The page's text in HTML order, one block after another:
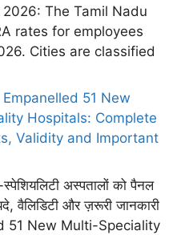
The Tamil Nadu
rates for employees
Cities are classified
Empanelled 51 New
Hospitals: Complete
Validity and Important
अस्पतालों को पैनल
वैलिडिटी और ज़रूरी जानकारी
51 New Multi-Speciality